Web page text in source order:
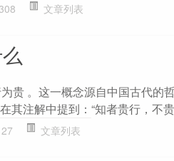
文章列表
贵 。这一概念源自中国古代的
其注解中提到：“知者贵行，不
27 文章列表